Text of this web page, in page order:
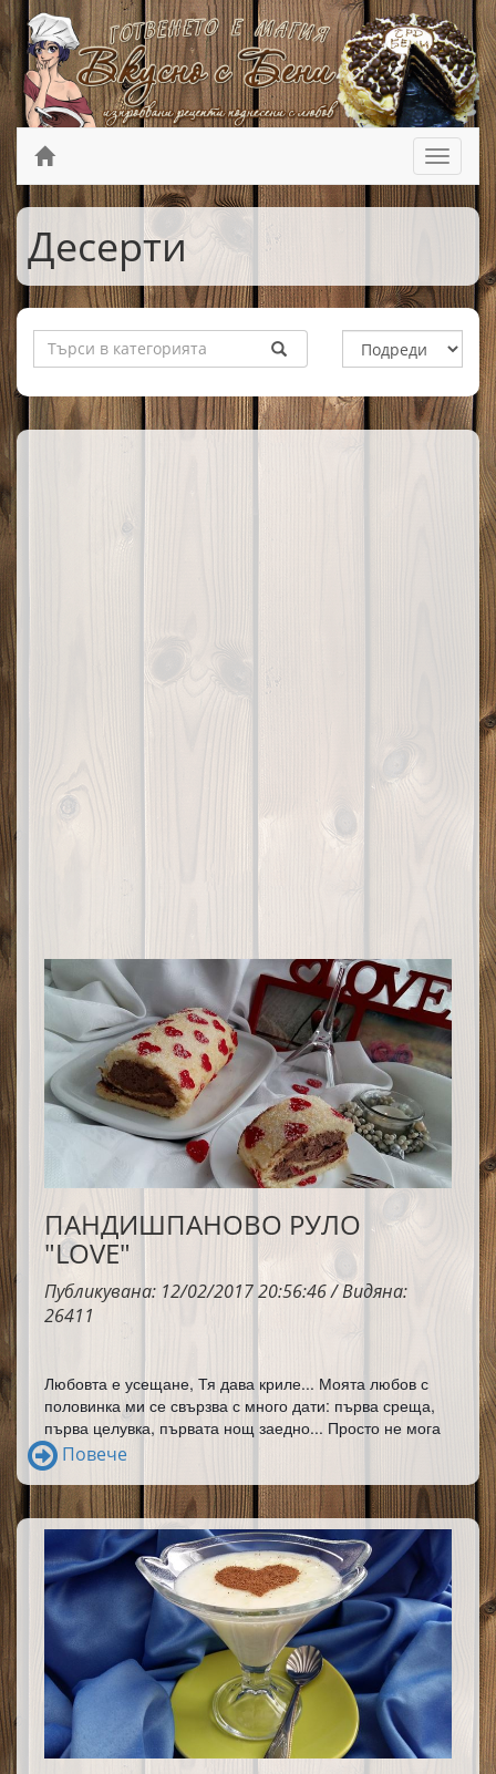
Десерти
ПАНДИШПАНОВО РУЛО
"LOVE"
Публикувана: 12/02/2017 20:56:46 / Видяна:
26411
Любовта е усещане, Тя дава криле... Моята любов с
половинка ми се свързва с много дати: първа среща,
първа целувка, първата нощ заедно... Просто не мога
да пропусна Световният ден на влюбените - няма
начин и се надявам винаги да е така! Честит празник
Слънце!!!
Честит празник, на всички, които празнуват днес, Свети
Валентин или Трифон Зарезан! Най-важното е да има
любими хора, с които да го споделим! Наздраве - за
виното и любовта!
Повече